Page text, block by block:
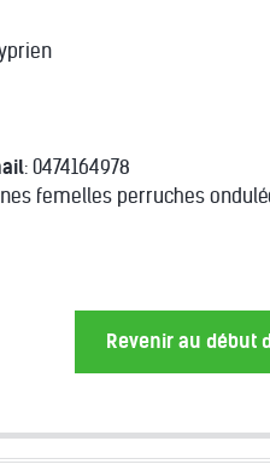
: 0474164978
femelles perruches
Revenir au début